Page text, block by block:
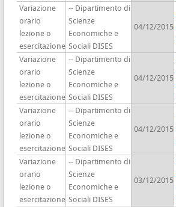
Variazione
orario
lezione o
esercitazione
-- Dipartimento di
Scienze
Economiche e
Sociali DISES
04/12/2015
Variazione
orario
lezione o
esercitazione
-- Dipartimento di
Scienze
Economiche e
Sociali DISES
04/12/2015
Variazione
orario
lezione o
esercitazione
-- Dipartimento di
Scienze
Economiche e
Sociali DISES
04/12/2015
Variazione
orario
lezione o
esercitazione
-- Dipartimento di
Scienze
Economiche e
Sociali DISES
03/12/2015